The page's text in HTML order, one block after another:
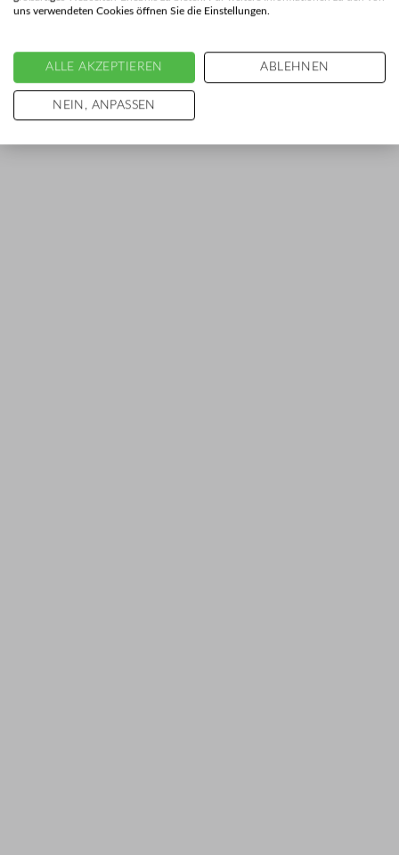
uns verwendeten Cookies öffnen Sie die Einstellungen.
ALLE AKZEPTIEREN ABLEHNEN
NEIN, ANPASSEN